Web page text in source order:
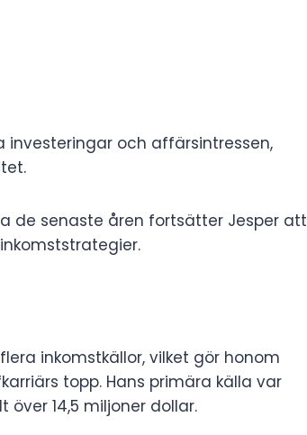
och affärsintressen,
de senaste åren fortsätter Jesper att
inkomstkällor, vilket gör honom
topp. Hans primära källa var
över 14,5 miljoner dollar.